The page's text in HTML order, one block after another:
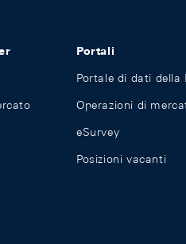
Portali
Portale di dati della
Operazioni di
eSurvey
Posizioni vacanti